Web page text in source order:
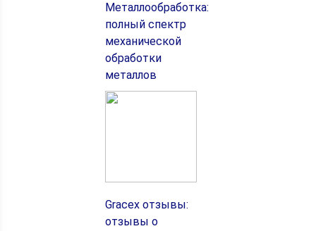
Металлообработка:
полный спектр
механической
обработки
металлов
Gracex отзывы:
отзывы о